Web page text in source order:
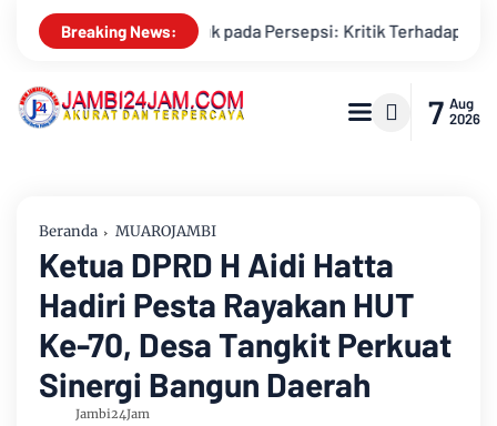
Breaking News:
Terhadap Monopoli Kebenaran oleh Media dan Aktivis
7 Aug
2026
Beranda MUAROJAMBI
Ketua DPRD H Aidi Hatta
Hadiri Pesta Rayakan HUT
Ke-70, Desa Tangkit Perkuat
Sinergi Bangun Daerah ‎
Jambi24Jam